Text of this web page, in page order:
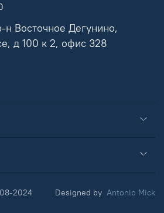
н Восточное Дегунино,
д 100 к 2, офис 328
2024 Designed by Antonio Mick